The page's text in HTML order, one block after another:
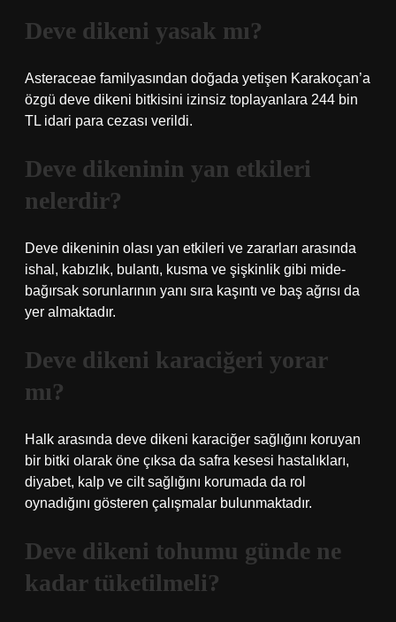
Deve dikeni yasak mı?
Asteraceae familyasından doğada yetişen Karakoçan’a
özgü deve dikeni bitkisini izinsiz toplayanlara 244 bin
TL idari para cezası verildi.
Deve dikeninin yan etkileri
nelerdir?
Deve dikeninin olası yan etkileri ve zararları arasında
ishal, kabızlık, bulantı, kusma ve şişkinlik gibi mide-
bağırsak sorunlarının yanı sıra kaşıntı ve baş ağrısı da
yer almaktadır.
Deve dikeni karaciğeri yorar
mı?
Halk arasında deve dikeni karaciğer sağlığını koruyan
bir bitki olarak öne çıksa da safra kesesi hastalıkları,
diyabet, kalp ve cilt sağlığını korumada da rol
oynadığını gösteren çalışmalar bulunmaktadır.
Deve dikeni tohumu günde ne
kadar tüketilmeli?